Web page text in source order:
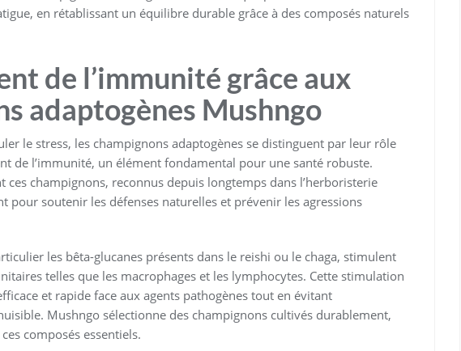
en rétablissant un équilibre durable grâce à des composés naturels
de l’immunité grâce aux
adaptogènes Mushngo
le stress, les champignons adaptogènes se distinguent par leur rôle
de l’immunité, un élément fondamental pour une santé robuste.
ces champignons, reconnus depuis longtemps dans l’herboristerie
pour soutenir les défenses naturelles et prévenir les agressions
les bêta-glucanes présents dans le reishi ou le chaga, stimulent
telles que les macrophages et les lymphocytes. Cette stimulation
et rapide face aux agents pathogènes tout en évitant
Mushngo sélectionne des champignons cultivés durablement,
composés essentiels.